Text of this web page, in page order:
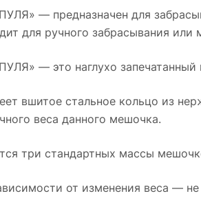
— предназначен для
для ручного забрасывания
— это наглухо
вшитое стальное кольцо из
веса данного мешочка.
три стандартных массы
от изменения веса — не